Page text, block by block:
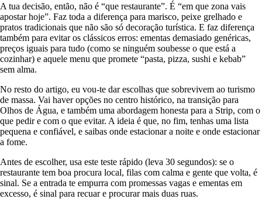
A tua decisão, então, não é “que restaurante”. É “em que zona vais
apostar hoje”. Faz toda a diferença para marisco, peixe grelhado e
pratos tradicionais que não são só decoração turística. E faz diferença
também para evitar os clássicos erros: ementas demasiado genéricas,
preços iguais para tudo (como se ninguém soubesse o que está a
cozinhar) e aquele menu que promete “pasta, pizza, sushi e kebab”
sem alma.
No resto do artigo, eu vou-te dar escolhas que sobrevivem ao turismo
de massa. Vai haver opções no centro histórico, na transição para
Olhos de Água, e também uma abordagem honesta para a Strip, com o
que pedir e com o que evitar. A ideia é que, no fim, tenhas uma lista
pequena e confiável, e saibas onde estacionar a noite e onde estacionar
a fome.
Antes de escolher, usa este teste rápido (leva 30 segundos): se o
restaurante tem boa procura local, filas com calma e gente que volta, é
sinal. Se a entrada te empurra com promessas vagas e ementas em
excesso, é sinal para recuar e procurar mais duas ruas.